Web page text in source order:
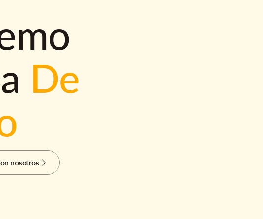
De
nosotros